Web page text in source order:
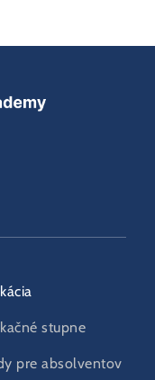
stupne
pre absolventov